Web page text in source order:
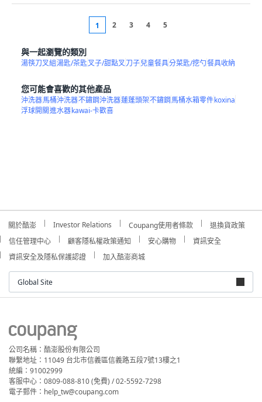
1 2 3 4 5
與一起瀏覽的類別
湯筷刀叉組湯匙/茶匙叉子/甜點叉刀子兒童餐具分菜匙/挖勺餐具收納
您可能會喜歡的其他產品
沖洗器馬桶沖洗器不鏽鋼沖洗器蓮蓬頭架不鏽鋼馬桶水箱零件koxina
浮球開關進水器kawai-卡歡喜
關於酷澎 Investor Relations Coupang使用者條款
退換貨政策
信任管理中心
顧客隱私權政策通知 安心購物
資訊安全
資訊安全及隱私保護認證
加入酷澎商城
Global Site
公司名稱：酷澎股份有限公司
聯繫地址：11049 台北市信義區信義路五段7號13樓之1
統編：91002999
客服中心：0809-088-810 (免費) / 02-5592-7298
電子郵件：help_tw@coupang.com